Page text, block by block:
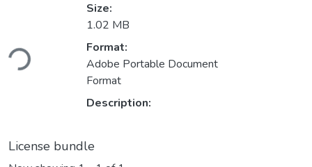
Size:
1.02 MB
Format:
Adobe Portable Document
Format
Description:
License bundle